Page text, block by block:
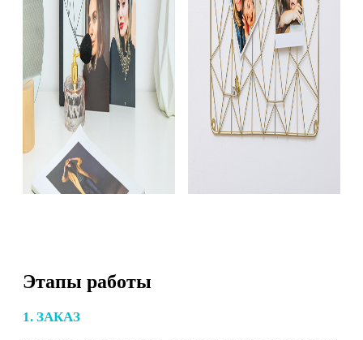
Этапы работы
1. ЗАКАЗ